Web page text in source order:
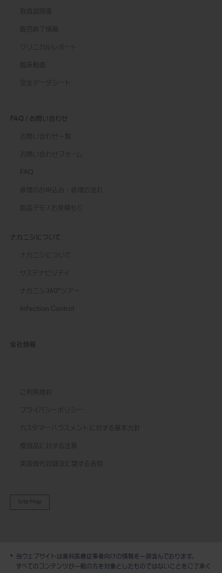
デモ / 見積依頼
取扱説明書
販売終了情報
クリニカルレポート
臨床動画
安全データシート
FAQ / お問い合わせ
お問い合わせ一覧
お問い合わせフォーム
FAQ
修理のお申込み・修理の流れ
製品デモ / お見積もり
ナカニシについて
ナカニシについて
サステナビリティ
ナカニシ360°ツアー
Infection Control
会社情報
ご利用規約
プライバシーポリシー
カスタマーハラスメントに対する基本方針
模倣品に対する注意
英国現代奴隷法に関する表明
Site Map
当ウェブサイトは歯科医療従事者向けの情報を一部含んでおります。
すべてのコンテンツが一般の方を対象としたものではないことをご了承く